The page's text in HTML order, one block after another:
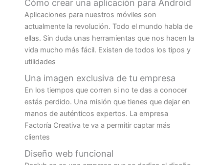
Cómo crear una aplicación para Android
Aplicaciones para nuestros móviles son
actualmente la revolución. Todo el mundo habla de
ellas. Sin duda unas herramientas que nos hacen la
vida mucho más fácil. Existen de todos los tipos y
utilidades
Una imagen exclusiva de tu empresa
En los tiempos que corren si no te das a conocer
estás perdido. Una misión que tienes que dejar en
manos de auténticos expertos. La empresa
Factoría Creativa te va a permitir captar más
clientes
Diseño web funcional